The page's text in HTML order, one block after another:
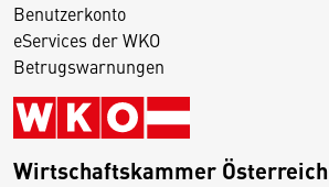
Benutzerkonto
eServices der WKO
Betrugswarnungen
Wirtschaftskammer Österreich